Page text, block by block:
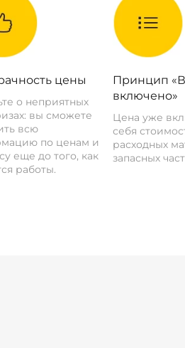
цены
о неприятных
вы сможете
всю
по ценам и
еще до того, как
работы.
Принцип
включено»
Цена уже
себя
расходных
запасных